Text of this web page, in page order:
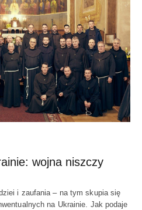
wojna niszczy
i zaufania – na tym skupia się
na Ukrainie. Jak podaje